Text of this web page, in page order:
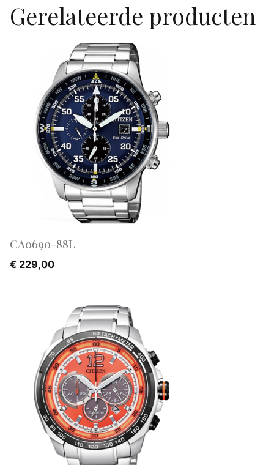
Gerelateerde producten
CA0690-88L
€ 229,00